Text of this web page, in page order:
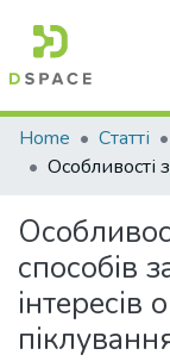
Communities &
Statistics
Home Статті
способів
інтересів